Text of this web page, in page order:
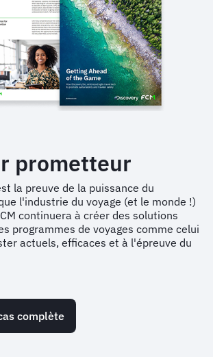
prometteur
la preuve de la puissance du
l'industrie du voyage (et le monde !)
continuera à créer des solutions
programmes de voyages comme celui
actuels, efficaces et à l'épreuve du
complète